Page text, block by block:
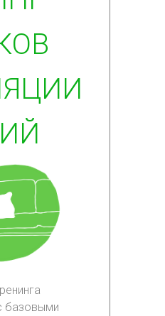
базовыми